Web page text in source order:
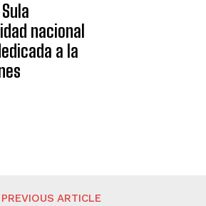
nacional
a la
PREVIOUS ARTICLE